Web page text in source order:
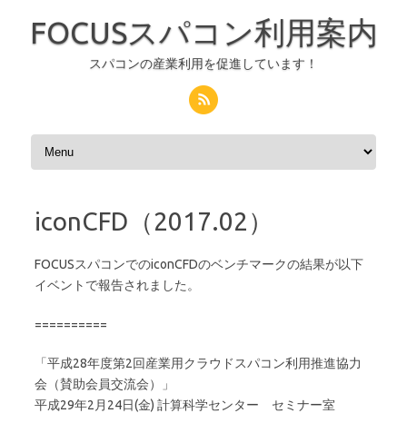
FOCUSスパコン利用案内
スパコンの産業利用を促進しています！
コンテンツへスキップ
iconCFD（2017.02）
FOCUSスパコンでのiconCFDのベンチマークの結果が以下
イベントで報告されました。
==========
「平成28年度第2回産業用クラウドスパコン利用推進協力
会（賛助会員交流会）」
平成29年2月24日(金) 計算科学センター セミナー室